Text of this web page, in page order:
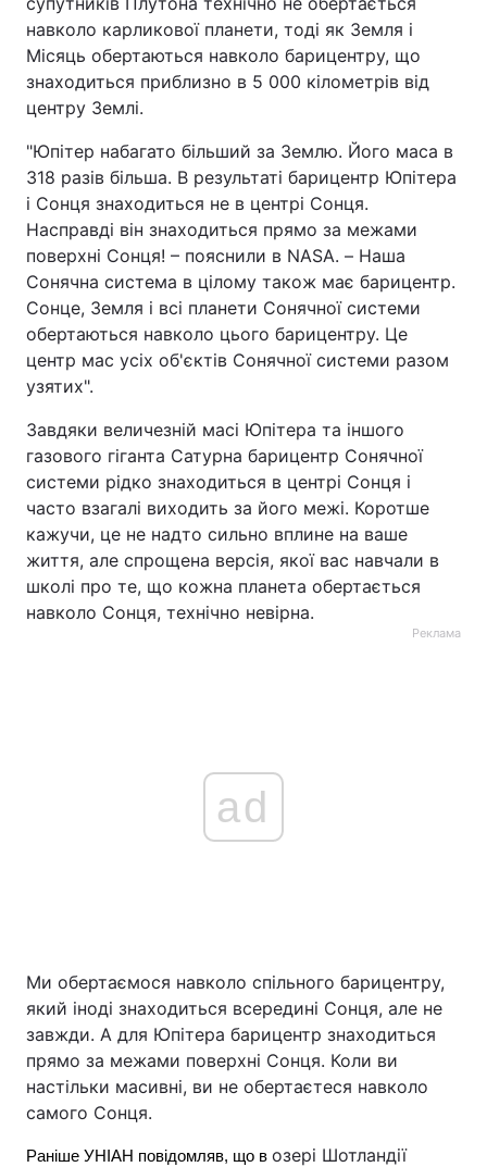
навколо карликової планети, тоді як Земля і
Місяць обертаються навколо барицентру, що
знаходиться приблизно в 5 000 кілометрів від
центру Землі.
"Юпітер набагато більший за Землю. Його маса в
318 разів більша. В результаті барицентр Юпітера
і Сонця знаходиться не в центрі Сонця.
Насправді він знаходиться прямо за межами
поверхні Сонця! – пояснили в NASA. – Наша
Сонячна система в цілому також має барицентр.
Сонце, Земля і всі планети Сонячної системи
обертаються навколо цього барицентру. Це
центр мас усіх об'єктів Сонячної системи разом
узятих".
Завдяки величезній масі Юпітера та іншого
газового гіганта Сатурна барицентр Сонячної
системи рідко знаходиться в центрі Сонця і
часто взагалі виходить за його межі. Коротше
кажучи, це не надто сильно вплине на ваше
життя, але спрощена версія, якої вас навчали в
школі про те, що кожна планета обертається
навколо Сонця, технічно невірна.
Реклама
ad
Ми обертаємося навколо спільного барицентру,
який іноді знаходиться всередині Сонця, але не
завжди. А для Юпітера барицентр знаходиться
прямо за межами поверхні Сонця. Коли ви
настільки масивні, ви не обертаєтеся навколо
самого Сонця.
Раніше УНІАН повідомляв, що в озері Шотландії